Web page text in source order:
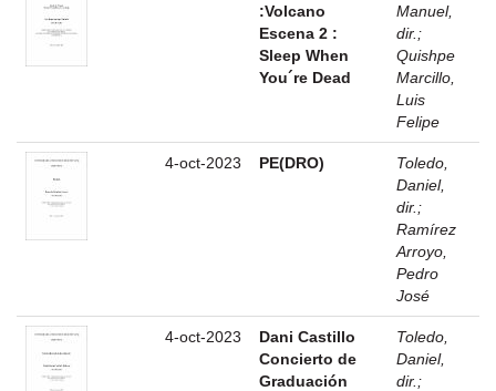
:Volcano
Escena 2 :
Sleep When
You´re Dead
Manuel,
dir. ;
Quishpe
Marcillo,
Luis
Felipe
4-oct-2023 PE(DRO)
Toledo,
Daniel,
dir. ;
Ramírez
Arroyo,
Pedro
José
4-oct-2023
Dani Castillo
Concierto de
Graduación
Toledo,
Daniel,
dir. ;